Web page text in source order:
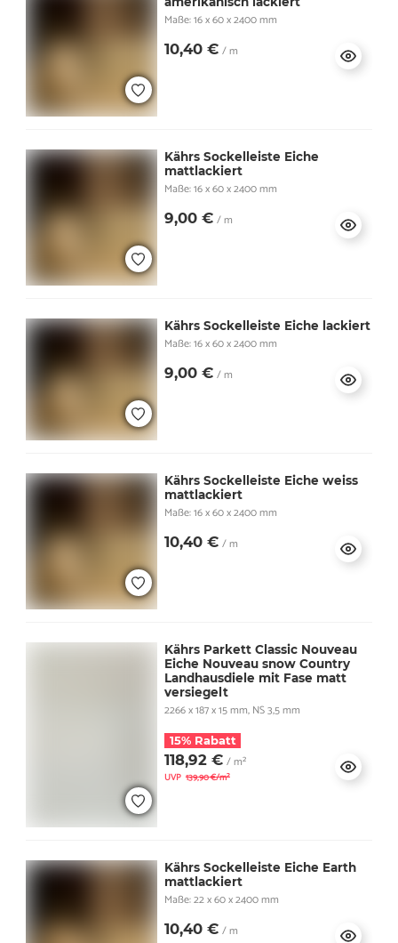
Maße: 16 x 60 x 2400 mm
10,40 € / m
Kährs Sockelleiste Eiche
mattlackiert
Maße: 16 x 60 x 2400 mm
9,00 € / m
Kährs Sockelleiste Eiche lackiert
Maße: 16 x 60 x 2400 mm
9,00 € / m
Kährs Sockelleiste Eiche weiss
mattlackiert
Maße: 16 x 60 x 2400 mm
10,40 € / m
Kährs Parkett Classic Nouveau
Eiche Nouveau snow Country
Landhausdiele mit Fase matt
versiegelt
2266 x 187 x 15 mm, NS 3,5 mm
15% Rabatt
118,92 € / m²
UVP 139,90 €/m²
Kährs Sockelleiste Eiche Earth
mattlackiert
Maße: 22 x 60 x 2400 mm
10,40 € / m